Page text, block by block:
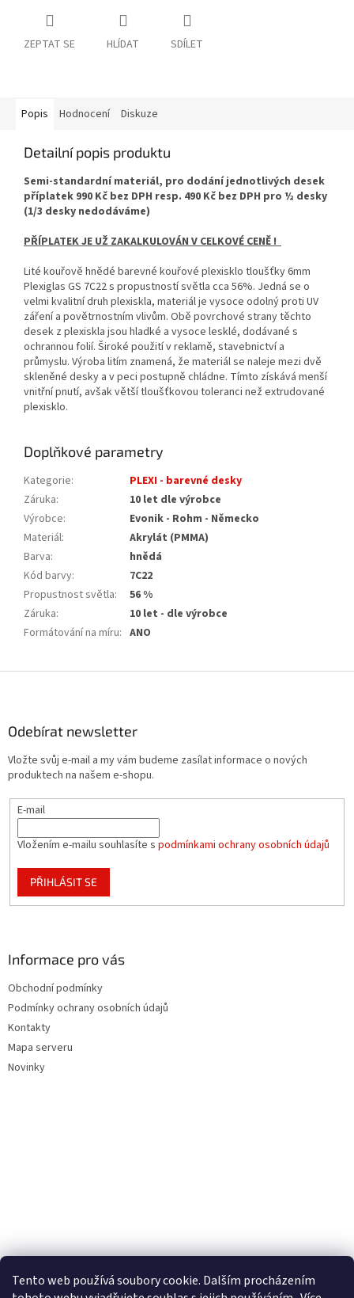
Tento web používá soubory cookie. Dalším procházením
ZEPTAT SE HLÍDAT SDÍLET
Popis Hodnocení Diskuze
Detailní popis produktu
Semi-standardní materiál, pro dodání jednotlivých desek
příplatek 990 Kč bez DPH resp. 490 Kč bez DPH pro ½ desky
(1/3 desky nedodáváme)
PŘÍPLATEK JE UŽ ZAKALKULOVÁN V CELKOVÉ CENĚ !
Lité kouřově hnědé barevné kouřové plexisklo tloušťky 6mm
Plexiglas GS 7C22 s propustností světla cca 56%. Jedná se o
velmi kvalitní druh plexiskla, materiál je vysoce odolný proti UV
záření a povětrnostním vlivům. Obě povrchové strany těchto
desek z plexiskla jsou hladké a vysoce lesklé, dodávané s
ochrannou folií. Široké použití v reklamě, stavebnictví a
průmyslu. Výroba litím znamená, že materiál se naleje mezi dvě
skleněné desky a v peci postupně chládne. Tímto získává menší
vnitřní pnutí, avšak větší tloušťkovou toleranci než extrudované
plexisklo.
Doplňkové parametry
Kategorie:
PLEXI - barevné desky
Záruka:
10 let dle výrobce
Výrobce:
Evonik - Rohm - Německo
Materiál:
Akrylát (PMMA)
Barva:
hnědá
Kód barvy:
7C22
Propustnost světla:
56 %
Záruka:
10 let - dle výrobce
Formátování na míru: ANO
Odebírat newsletter
Vložte svůj e-mail a my vám budeme zasílat informace o nových
produktech na našem e-shopu.
E-mail
Vložením e-mailu souhlasíte s podmínkami ochrany osobních údajů
PŘIHLÁSIT SE
Informace pro vás
Obchodní podmínky
Podmínky ochrany osobních údajů
Kontakty
Mapa serveru
Novinky